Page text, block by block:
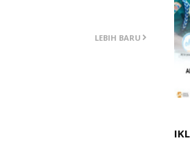
LEBIH BARU